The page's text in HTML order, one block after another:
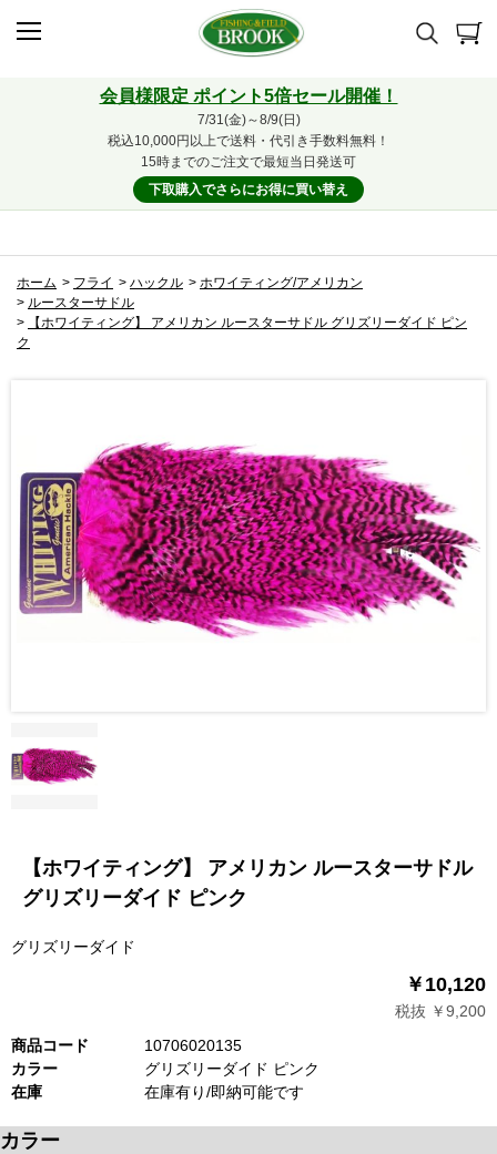
会員様限定 ポイント5倍セール開催！
7/31(金)～8/9(日)
税込10,000円以上で送料・代引き手数料無料！
15時までのご注文で最短当日発送可
下取購入でさらにお得に買い替え
ホーム > フライ > ハックル > ホワイティング/アメリカン
> ルースターサドル
>
【ホワイティング】 アメリカン ルースターサドル グリズリーダイド ピン
ク
【ホワイティング】 アメリカン ルースターサドル
グリズリーダイド ピンク
グリズリーダイド
￥10,120
税抜 ￥9,200
商品コード
10706020135
カラー
グリズリーダイド ピンク
在庫
在庫有り/即納可能です
カラー